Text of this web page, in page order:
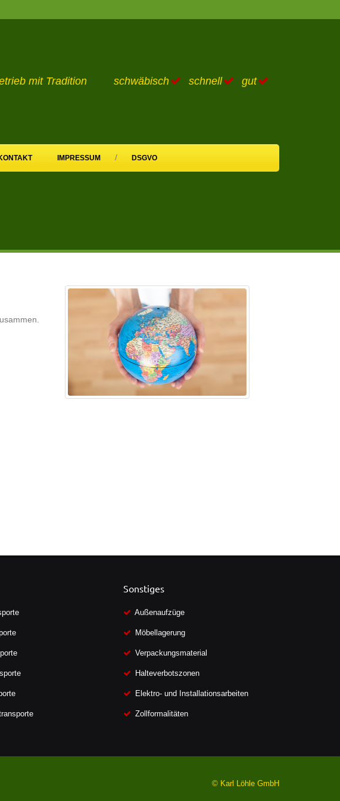
mit Tradition schwäbisch schnell gut
IMPRESSUM / DSGVO
Sonstiges
Außenaufzüge
Möbellagerung
Verpackungsmaterial
Halteverbotszonen
Elektro- und Installationsarbeiten
Zollformalitäten
© Karl Löhle GmbH